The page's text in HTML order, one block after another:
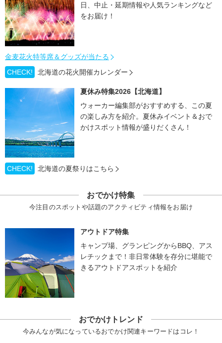
日、中止・延期情報や人気ランキングなど
をお届け！
金麦花火特等席＆グッズが当たる
CHECK!
北海道の花火開催カレンダー
夏休み特集2026【北海道】
ウォーカー編集部がおすすめする、この夏
の楽しみ方を紹介。夏休みイベント＆おで
かけスポット情報が盛りだくさん！
CHECK! 北海道の夏祭りはこちら
おでかけ特集
今注目のスポットや話題のアクティビティ情報をお届け
アウトドア特集
キャンプ場、グランピングからBBQ、アス
レチックまで！非日常体験を存分に堪能で
きるアウトドアスポットを紹介
おでかけトレンド
今みんなが気になっているおでかけ関連キーワードはコレ！